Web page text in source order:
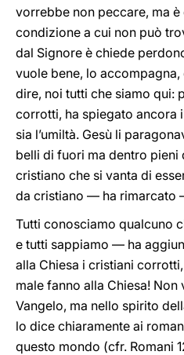
vorrebbe non peccare, ma
condizione a cui non può
dal Signore è chiede
vuole bene, lo
dire, noi tutti che siamo qui:
corrotti, ha spiegato ancora
sia l’umiltà. Gesù li
belli di fuori ma dentro pieni
cristiano che si vanta di
da cristiano — ha rimarcato
Tutti conosciamo qualcuno
e tutti sappiamo — ha
alla Chiesa i cristiani
male fanno alla Chiesa!
Vangelo, ma nello spirito
lo dice chiaramente ai
questo mondo (cfr. Romani